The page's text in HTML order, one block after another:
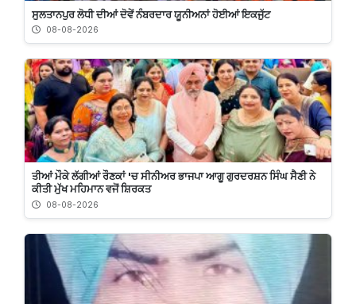
ਸੁਲਤਾਨਪੁਰ ਲੋਧੀ ਦੀਆਂ ਦੋਵੇਂ ਨੰਬਰਦਾਰ ਯੂਨੀਅਨਾਂ ਹੋਈਆਂ ਇਕਜੁੱਟ
08-08-2026
ਤੀਆਂ ਮੌਕੇ ਲੱਗੀਆਂ ਰੌਣਕਾਂ 'ਚ ਸੀਨੀਅਰ ਭਾਜਪਾ ਆਗੂ ਗੁਰਦਰਸ਼ਨ ਸਿੰਘ ਸੈਣੀ ਨੇ
ਕੀਤੀ ਮੁੱਖ ਮਹਿਮਾਨ ਵਜੋਂ ਸ਼ਿਰਕਤ
08-08-2026